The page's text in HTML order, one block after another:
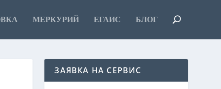
МЕРКУРИЙ ЕГАИС БЛОГ
ЗАЯВКА НА СЕРВИС